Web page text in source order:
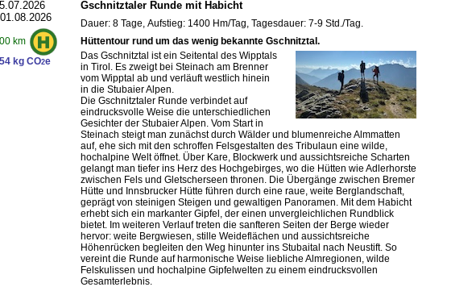
km
kg CO2e
Gschnitztaler Runde mit Habicht
Dauer: 8 Tage, Aufstieg: 1400 Hm/Tag, Tagesdauer: 7-9 Std./Tag.
Hüttentour rund um das wenig bekannte Gschnitztal.
Das Gschnitztal ist ein Seitental des Wipptals
in Tirol. Es zweigt bei Steinach am Brenner
vom Wipptal ab und verläuft westlich hinein
in die Stubaier Alpen.
Die Gschnitztaler Runde verbindet auf
eindrucksvolle Weise die unterschiedlichen
Gesichter der Stubaier Alpen. Vom Start in
Steinach steigt man zunächst durch Wälder und blumenreiche Almmatten
auf, ehe sich mit den schroffen Felsgestalten des Tribulaun eine wilde,
hochalpine Welt öffnet. Über Kare, Blockwerk und aussichtsreiche Scharten
gelangt man tiefer ins Herz des Hochgebirges, wo die Hütten wie Adlerhorste
zwischen Fels und Gletscherseen thronen. Die Übergänge zwischen Bremer
Hütte und Innsbrucker Hütte führen durch eine raue, weite Berglandschaft,
geprägt von steinigen Steigen und gewaltigen Panoramen. Mit dem Habicht
erhebt sich ein markanter Gipfel, der einen unvergleichlichen Rundblick
bietet. Im weiteren Verlauf treten die sanfteren Seiten der Berge wieder
hervor: weite Bergwiesen, stille Weideflächen und aussichtsreiche
Höhenrücken begleiten den Weg hinunter ins Stubaital nach Neustift. So
vereint die Runde auf harmonische Weise liebliche Almregionen, wilde
Felskulissen und hochalpine Gipfelwelten zu einem eindrucksvollen
Gesamterlebnis.